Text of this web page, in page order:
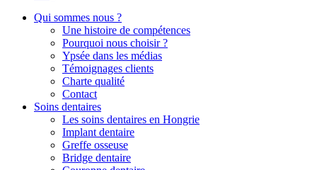
Qui sommes nous ?
Une histoire de compétences
Pourquoi nous choisir ?
Ypsée dans les médias
Témoignages clients
Charte qualité
Contact
Soins dentaires
Les soins dentaires en Hongrie
Implant dentaire
Greffe osseuse
Bridge dentaire